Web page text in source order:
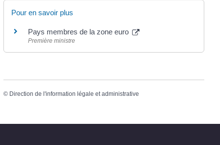
Pour en savoir plus
Pays membres de la zone euro
Première ministre
© Direction de l'information légale et administrative